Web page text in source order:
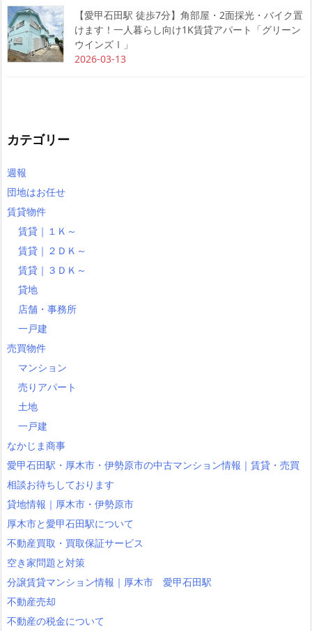
【愛甲石田駅 徒歩7分】角部屋・2面採光・バイク置
けます！一人暮らし向け1K賃貸アパート「グリーン
ウインズⅠ」
2026-03-13
カテゴリー
週報
団地はお任せ
賃貸物件
賃貸｜１Ｋ～
賃貸｜２ＤＫ～
賃貸｜３ＤＫ～
貸地
店舗・事務所
一戸建
売買物件
マンション
売りアパート
土地
一戸建
なかじま商事
愛甲石田駅・厚木市・伊勢原市の中古マンション情報｜賃貸・売買
相談お待ちしております
貸地情報｜厚木市・伊勢原市
厚木市と愛甲石田駅について
不動産買取・買取保証サービス
空き家問題と対策
分譲賃貸マンション情報｜厚木市 愛甲石田駅
不動産売却
不動産の税金について